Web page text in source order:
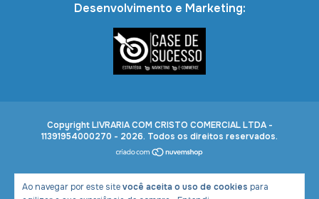
Ao navegar por este sitevocê aceita o uso de cookies para
Desenvolvimento e Marketing:
Copyright LIVRARIA COM CRISTO COMERCIAL LTDA -
11391954000270 - 2026. Todos os direitos reservados.